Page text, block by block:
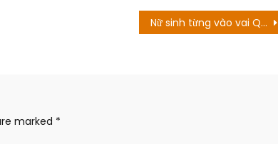
Nữ sinh từng vào vai Quỳnh Búp Bê khi nhỏ đã thành mỹ nhân xinh đẹp, diễn hay
marked *